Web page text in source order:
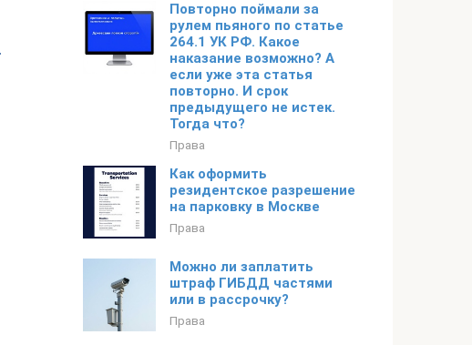
Повторно поймали за
рулем пьяного по статье
264.1 УК РФ. Какое
наказание возможно? А
если уже эта статья
повторно. И срок
предыдущего не истек.
Тогда что?
Права
Как оформить
резидентское разрешение
на парковку в Москве
Права
Можно ли заплатить
штраф ГИБДД частями
или в рассрочку?
Права